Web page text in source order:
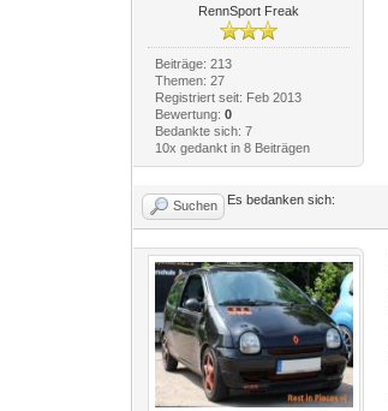
RennSport Freak
Beiträge: 213
Themen: 27
Registriert seit: Feb 2013
Bewertung: 0
Bedankte sich: 7
10x gedankt in 8 Beiträgen
Suchen Es bedanken sich: